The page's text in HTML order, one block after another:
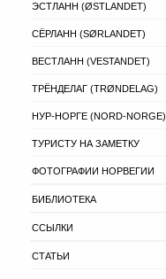
ЭСТЛАНН (ØSTLANDET)
СЁРЛАНН (SØRLANDET)
ВЕСТЛАНН (VESTANDET)
ТРЁНДЕЛАГ (TRØNDELAG)
НУР-НОРГЕ (NORD-NORGE)
ТУРИСТУ НА ЗАМЕТКУ
ФОТОГРАФИИ НОРВЕГИИ
БИБЛИОТЕКА
ССЫЛКИ
СТАТЬИ